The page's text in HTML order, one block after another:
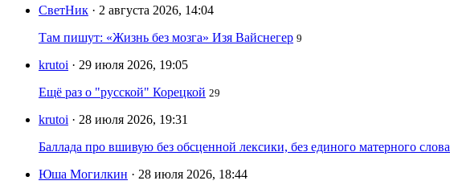
СветНик · 2 августа 2026, 14:04
Там пишут: «Жизнь без мозга» Изя Вайснегер 9
krutoi · 29 июля 2026, 19:05
Ещё раз о "русской" Корецкой 29
krutoi · 28 июля 2026, 19:31
Баллада про вшивую без обсценной лексики, без единого матерного слова
Юша Могилкин · 28 июля 2026, 18:44